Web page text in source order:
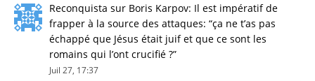
Reconquista sur Boris Karpov: Il est impératif de
frapper à la source des attaques: “ça ne t’as pas
échappé que Jésus était juif et que ce sont les
romains qui l’ont crucifié ?”
Juil 27, 17:37